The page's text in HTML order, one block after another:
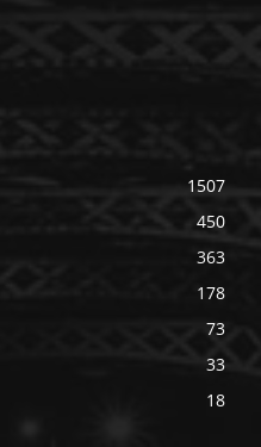
1507
450
363
178
73
33
18